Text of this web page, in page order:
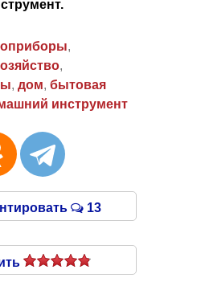
,
,
, дом, бытовая
инструмент
13